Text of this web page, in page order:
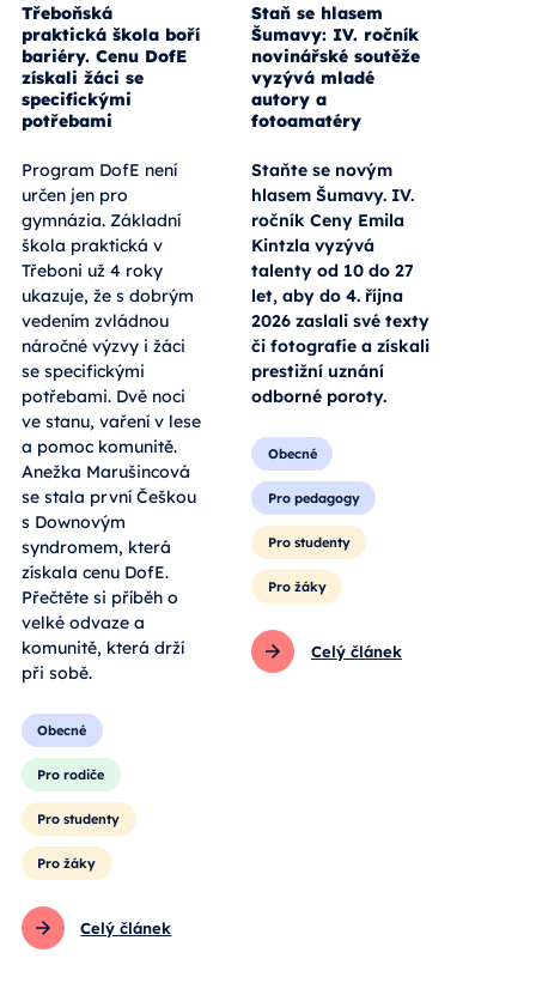
Třeboňská
praktická škola boří
bariéry. Cenu DofE
získali žáci se
specifickými
potřebami
Program DofE není
určen jen pro
gymnázia. Základní
škola praktická v
Třeboni už 4 roky
ukazuje, že s dobrým
vedením zvládnou
náročné výzvy i žáci
se specifickými
potřebami. Dvě noci
ve stanu, vaření v lese
a pomoc komunitě.
Anežka Marušincová
se stala první Češkou
s Downovým
syndromem, která
získala cenu DofE.
Přečtěte si příběh o
velké odvaze a
komunitě, která drží
při sobě.
Obecné
Pro rodiče
Pro studenty
Pro žáky
Celý článek
Staň se hlasem
Šumavy: IV. ročník
novinářské soutěže
vyzývá mladé
autory a
fotoamatéry
Staňte se novým
hlasem Šumavy. IV.
ročník Ceny Emila
Kintzla vyzývá
talenty od 10 do 27
let, aby do 4. října
2026 zaslali své texty
či fotografie a získali
prestižní uznání
odborné poroty.
Obecné
Pro pedagogy
Pro studenty
Pro žáky
Celý článek